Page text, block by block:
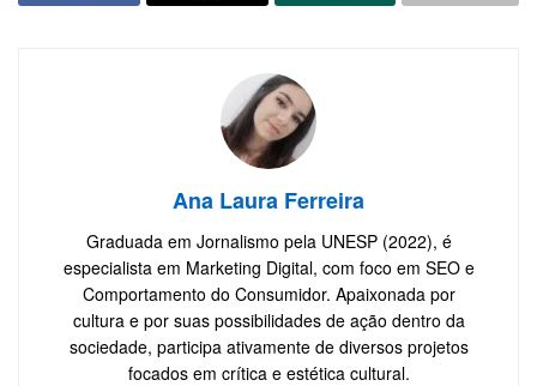
Ana Laura Ferreira
Graduada em Jornalismo pela UNESP (2022), é
especialista em Marketing Digital, com foco em SEO e
Comportamento do Consumidor. Apaixonada por
cultura e por suas possibilidades de ação dentro da
sociedade, participa ativamente de diversos projetos
focados em crítica e estética cultural.